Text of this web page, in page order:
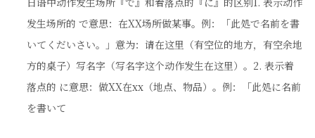
发生场所的 で意思：在XX场所做某事。例：「此処で名前を書
いてくだいさい。」意为：请在这里（有空位的地方，有空余地
方的桌子）写名字（写名字这个动作发生在这里）。2. 表示着
落点的 に意思：做XX在xx（地点、物品）。例：「此処に名前
を書いて